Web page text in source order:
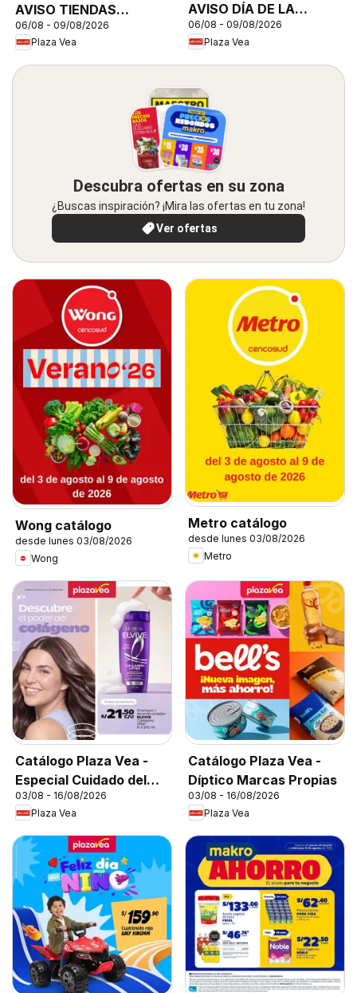
AVISO TIENDAS
SELECCIONADAS 1
06/08 - 09/08/2026
Plaza Vea
AVISO DÍA DE LA
CERVEZA
06/08 - 09/08/2026
Plaza Vea
Descubra ofertas en su zona
¿Buscas inspiración? ¡Mira las ofertas en tu zona!
Ver ofertas
Wong catálogo
desde lunes 03/08/2026
Wong
Metro catálogo
desde lunes 03/08/2026
Metro
Catálogo Plaza Vea -
Especial Cuidado del
Cabello
03/08 - 16/08/2026
Plaza Vea
Catálogo Plaza Vea -
Díptico Marcas Propias
03/08 - 16/08/2026
Plaza Vea